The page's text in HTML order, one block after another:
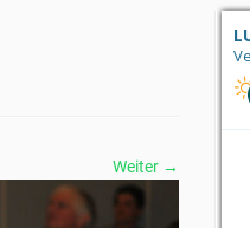
Weiter →